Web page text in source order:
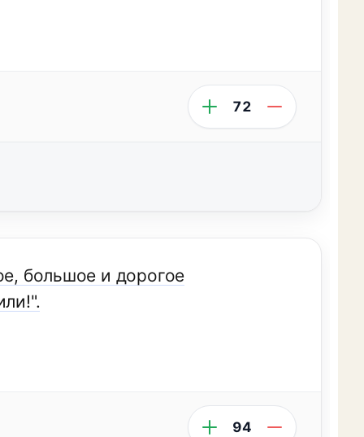
72
большое и дорогое
94